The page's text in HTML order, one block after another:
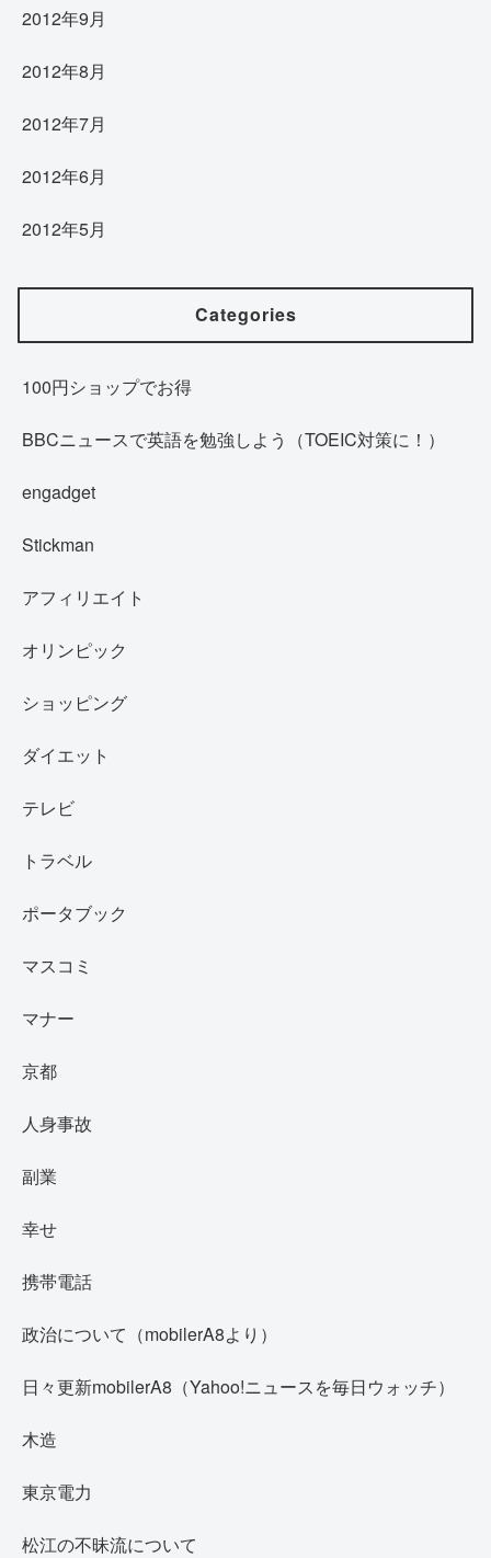
2012年9月
2012年8月
2012年7月
2012年6月
2012年5月
Categories
100円ショップでお得
BBCニュースで英語を勉強しよう（TOEIC対策に！）
engadget
Stickman
アフィリエイト
オリンピック
ショッピング
ダイエット
テレビ
トラベル
ポータブック
マスコミ
マナー
京都
人身事故
副業
幸せ
携帯電話
政治について（mobilerA8より）
日々更新mobilerA8（Yahoo!ニュースを毎日ウォッチ）
木造
東京電力
松江の不昧流について